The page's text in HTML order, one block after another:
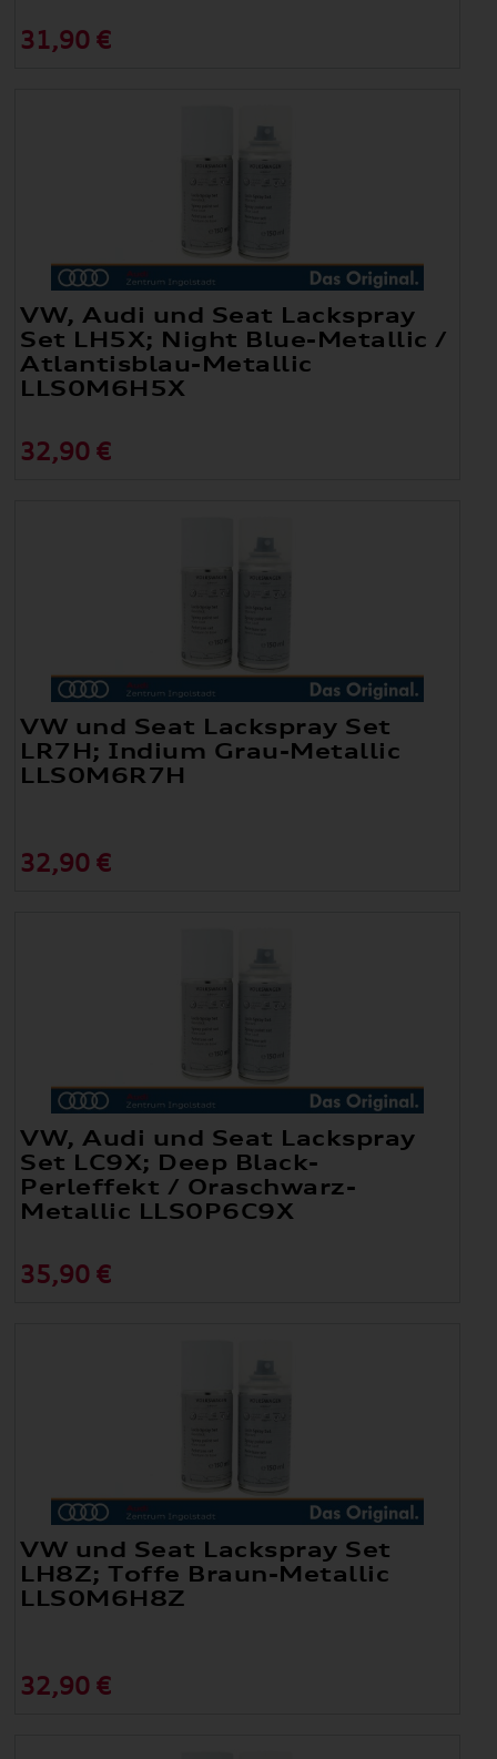
31,90 €
VW, Audi und Seat Lackspray
Set LH5X; Night Blue-Metallic /
Atlantisblau-Metallic
LLS0M6H5X
32,90 €
VW und Seat Lackspray Set
LR7H; Indium Grau-Metallic
LLS0M6R7H
32,90 €
VW, Audi und Seat Lackspray
Set LC9X; Deep Black-
Perleffekt / Oraschwarz-
Metallic LLS0P6C9X
35,90 €
VW und Seat Lackspray Set
LH8Z; Toffe Braun-Metallic
LLS0M6H8Z
32,90 €